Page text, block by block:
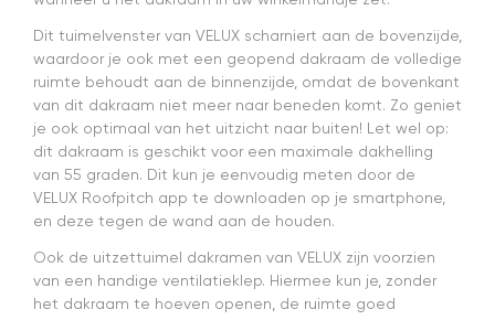
aanbieders.
Het gordijn
zelf mag
er ook
zeker zijn.
kwaliteit,
mooie
afwerking
te
monteren.
Een prima
Dit tuimelvenster van VELUX scharniert aan de bovenzijde,
waardoor je ook met een geopend dakraam de volledige
ruimte behoudt aan de binnenzijde, omdat de bovenkant
van dit dakraam niet meer naar beneden komt. Zo geniet
je ook optimaal van het uitzicht naar buiten! Let wel op:
dit dakraam is geschikt voor een maximale dakhelling
van 55 graden. Dit kun je eenvoudig meten door de
VELUX Roofpitch app te downloaden op je smartphone,
en deze tegen de wand aan de houden.
Ook de uitzettuimel dakramen van VELUX zijn voorzien
van een handige ventilatieklep. Hiermee kun je, zonder
het dakraam te hoeven openen, de ruimte goed